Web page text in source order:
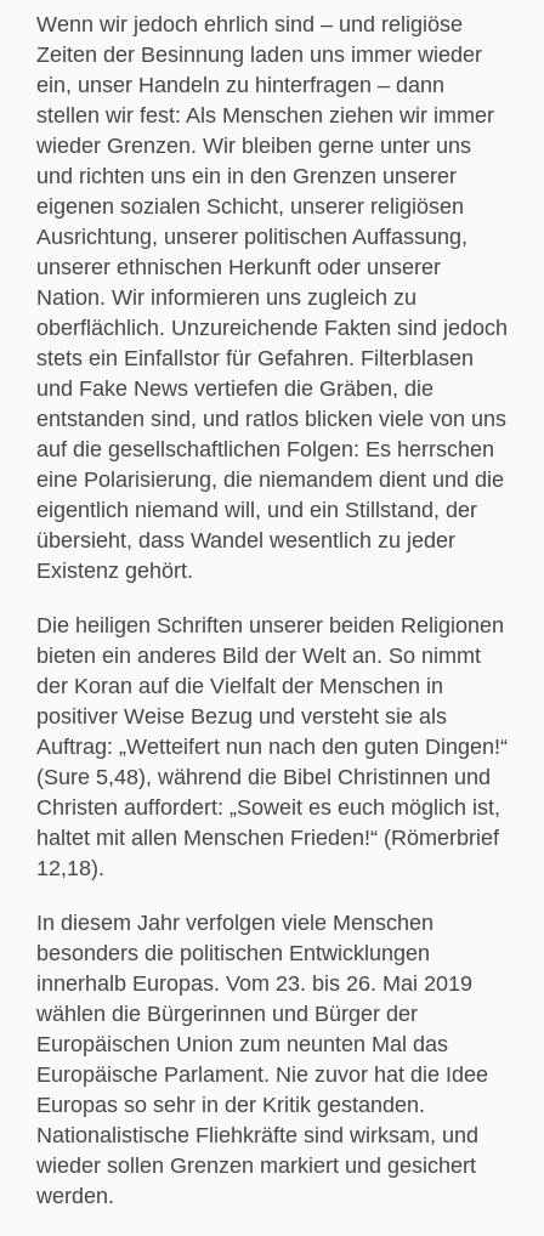
Wenn wir jedoch ehrlich sind – und religiöse
Zeiten der Besinnung laden uns immer wieder
ein, unser Handeln zu hinterfragen – dann
stellen wir fest: Als Menschen ziehen wir immer
wieder Grenzen. Wir bleiben gerne unter uns
und richten uns ein in den Grenzen unserer
eigenen sozialen Schicht, unserer religiösen
Ausrichtung, unserer politischen Auffassung,
unserer ethnischen Herkunft oder unserer
Nation. Wir informieren uns zugleich zu
oberflächlich. Unzureichende Fakten sind jedoch
stets ein Einfallstor für Gefahren. Filterblasen
und Fake News vertiefen die Gräben, die
entstanden sind, und ratlos blicken viele von uns
auf die gesellschaftlichen Folgen: Es herrschen
eine Polarisierung, die niemandem dient und die
eigentlich niemand will, und ein Stillstand, der
übersieht, dass Wandel wesentlich zu jeder
Existenz gehört.
Die heiligen Schriften unserer beiden Religionen
bieten ein anderes Bild der Welt an. So nimmt
der Koran auf die Vielfalt der Menschen in
positiver Weise Bezug und versteht sie als
Auftrag: „Wetteifert nun nach den guten Dingen!“
(Sure 5,48), während die Bibel Christinnen und
Christen auffordert: „Soweit es euch möglich ist,
haltet mit allen Menschen Frieden!“ (Römerbrief
12,18).
In diesem Jahr verfolgen viele Menschen
besonders die politischen Entwicklungen
innerhalb Europas. Vom 23. bis 26. Mai 2019
wählen die Bürgerinnen und Bürger der
Europäischen Union zum neunten Mal das
Europäische Parlament. Nie zuvor hat die Idee
Europas so sehr in der Kritik gestanden.
Nationalistische Fliehkräfte sind wirksam, und
wieder sollen Grenzen markiert und gesichert
werden.